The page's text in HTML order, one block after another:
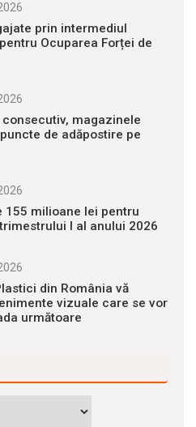
prin intermediul
Ocuparea Forței de
magazinele
de adăpostire pe
155 milioane lei pentru
I al anului 2026
din România vă
vizuale care se vor
următoare